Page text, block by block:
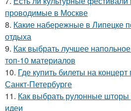
проводимые в Москве
8. Какие набережные в Липецке
отдыха
9. Как выбрать лучшее
топ-10 материалов
10. Где купить билеты на
Санкт-Петербурге
11. Как выбрать рулонные шторы
идеи